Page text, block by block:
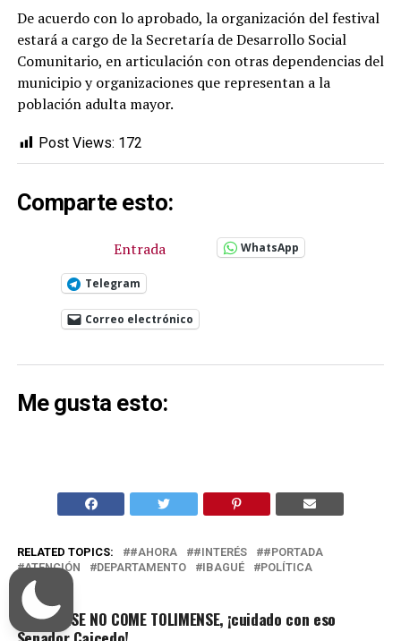
De acuerdo con lo aprobado, la organización del festival
estará a cargo de la Secretaría de Desarrollo Social
Comunitario, en articulación con otras dependencias del
municipio y organizaciones que representan a la
población adulta mayor.
Post Views: 172
Comparte esto:
Entrada WhatsApp
Telegram
Correo electrónico
Me gusta esto:
RELATED TOPICS: #AHORA #INTERÉS
#PORTADA
ATENCIÓN
DEPARTAMENTO IBAGUÉ POLÍTICA
UP NEXT
TOLIMENSE NO COME TOLIMENSE, ¡cuidado con eso